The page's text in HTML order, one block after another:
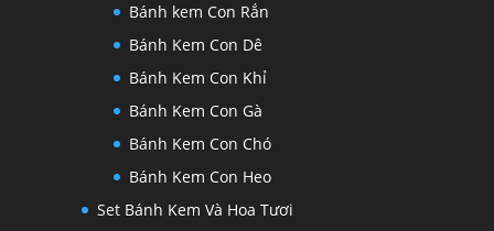
Bánh kem Con Rắn
Bánh Kem Con Dê
Bánh Kem Con Khỉ
Bánh Kem Con Gà
Bánh Kem Con Chó
Bánh Kem Con Heo
Set Bánh Kem Và Hoa Tươi